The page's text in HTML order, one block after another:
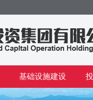
基础设施建设